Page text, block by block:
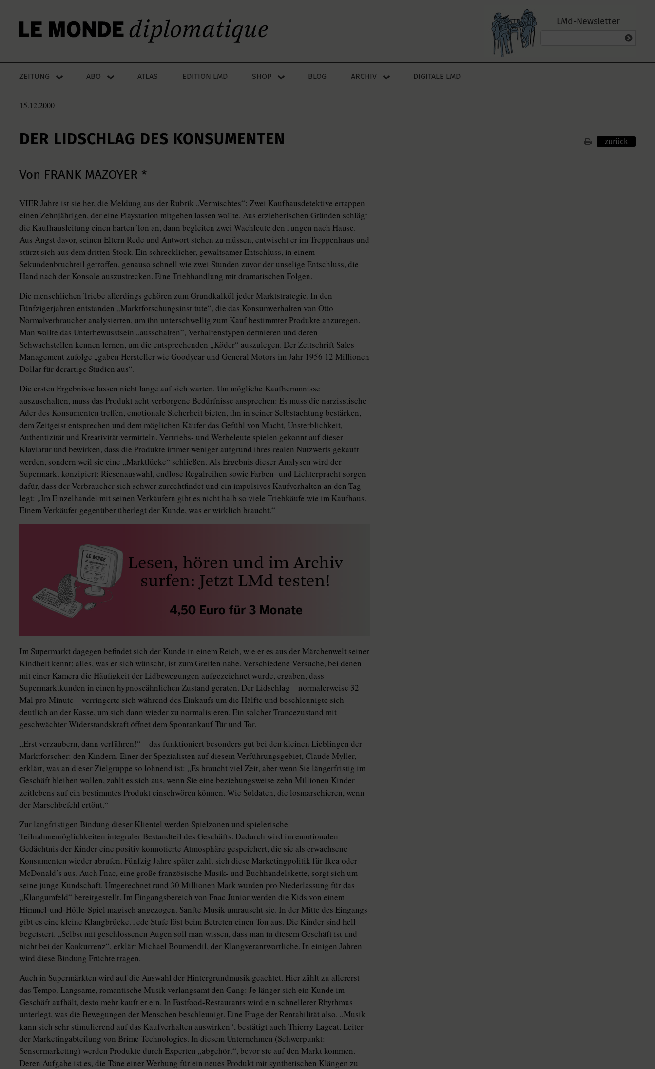
LMd-Newsletter
ZEITUNG ABO ATLAS EDITION LMD SHOP BLOG ARCHIV DIGITALE LMD
15.12.2000
DER LIDSCHLAG DES KONSUMENTEN zurück
Von FRANK MAZOYER *
VIER Jahre ist sie her, die Meldung aus der Rubrik „Vermischtes“: Zwei Kaufhausdetektive ertappen
einen Zehnjährigen, der eine Playstation mitgehen lassen wollte. Aus erzieherischen Gründen schlägt
die Kaufhausleitung einen harten Ton an, dann begleiten zwei Wachleute den Jungen nach Hause.
Aus Angst davor, seinen Eltern Rede und Antwort stehen zu müssen, entwischt er im Treppenhaus und
stürzt sich aus dem dritten Stock. Ein schrecklicher, gewaltsamer Entschluss, in einem
Sekundenbruchteil getroffen, genauso schnell wie zwei Stunden zuvor der unselige Entschluss, die
Hand nach der Konsole auszustrecken. Eine Triebhandlung mit dramatischen Folgen.
Die menschlichen Triebe allerdings gehören zum Grundkalkül jeder Marktstrategie. In den
Fünfzigerjahren entstanden „Marktforschungsinstitute“, die das Konsumverhalten von Otto
Normalverbraucher analysierten, um ihn unterschwellig zum Kauf bestimmter Produkte anzuregen.
Man wollte das Unterbewusstsein „ausschalten“, Verhaltenstypen definieren und deren
Schwachstellen kennen lernen, um die entsprechenden „Köder“ auszulegen. Der Zeitschrift Sales
Management zufolge „gaben Hersteller wie Goodyear und General Motors im Jahr 1956 12 Millionen
Dollar für derartige Studien aus“.
Die ersten Ergebnisse lassen nicht lange auf sich warten. Um mögliche Kaufhemmnisse
auszuschalten, muss das Produkt acht verborgene Bedürfnisse ansprechen: Es muss die narzisstische
Ader des Konsumenten treffen, emotionale Sicherheit bieten, ihn in seiner Selbstachtung bestärken,
dem Zeitgeist entsprechen und dem möglichen Käufer das Gefühl von Macht, Unsterblichkeit,
Authentizität und Kreativität vermitteln. Vertriebs- und Werbeleute spielen gekonnt auf dieser
Klaviatur und bewirken, dass die Produkte immer weniger aufgrund ihres realen Nutzwerts gekauft
werden, sondern weil sie eine „Marktlücke“ schließen. Als Ergebnis dieser Analysen wird der
Supermarkt konzipiert: Riesenauswahl, endlose Regalreihen sowie Farben- und Lichterpracht sorgen
dafür, dass der Verbraucher sich schwer zurechtfindet und ein impulsives Kaufverhalten an den Tag
legt: „Im Einzelhandel mit seinen Verkäufern gibt es nicht halb so viele Triebkäufe wie im Kaufhaus.
Einem Verkäufer gegenüber überlegt der Kunde, was er wirklich braucht.“
Im Supermarkt dagegen befindet sich der Kunde in einem Reich, wie er es aus der Märchenwelt seiner
Kindheit kennt; alles, was er sich wünscht, ist zum Greifen nahe. Verschiedene Versuche, bei denen
mit einer Kamera die Häufigkeit der Lidbewegungen aufgezeichnet wurde, ergaben, dass
Supermarktkunden in einen hypnoseähnlichen Zustand geraten. Der Lidschlag – normalerweise 32
Mal pro Minute – verringerte sich während des Einkaufs um die Hälfte und beschleunigte sich
deutlich an der Kasse, um sich dann wieder zu normalisieren. Ein solcher Trancezustand mit
geschwächter Widerstandskraft öffnet dem Spontankauf Tür und Tor.
„Erst verzaubern, dann verführen!“ – das funktioniert besonders gut bei den kleinen Lieblingen der
Marktforscher: den Kindern. Einer der Spezialisten auf diesem Verführungsgebiet, Claude Myller,
erklärt, was an dieser Zielgruppe so lohnend ist: „Es braucht viel Zeit, aber wenn Sie längerfristig im
Geschäft bleiben wollen, zahlt es sich aus, wenn Sie eine beziehungsweise zehn Millionen Kinder
zeitlebens auf ein bestimmtes Produkt einschwören können. Wie Soldaten, die losmarschieren, wenn
der Marschbefehl ertönt.“
Zur langfristigen Bindung dieser Klientel werden Spielzonen und spielerische
Teilnahmemöglichkeiten integraler Bestandteil des Geschäfts. Dadurch wird im emotionalen
Gedächtnis der Kinder eine positiv konnotierte Atmosphäre gespeichert, die sie als erwachsene
Konsumenten wieder abrufen. Fünfzig Jahre später zahlt sich diese Marketingpolitik für Ikea oder
McDonald’s aus. Auch Fnac, eine große französische Musik- und Buchhandelskette, sorgt sich um
seine junge Kundschaft. Umgerechnet rund 30 Millionen Mark wurden pro Niederlassung für das
„Klangumfeld“ bereitgestellt. Im Eingangsbereich von Fnac Junior werden die Kids von einem
Himmel-und-Hölle-Spiel magisch angezogen. Sanfte Musik umrauscht sie. In der Mitte des Eingangs
gibt es eine kleine Klangbrücke. Jede Stufe löst beim Betreten einen Ton aus. Die Kinder sind hell
begeistert. „Selbst mit geschlossenen Augen soll man wissen, dass man in diesem Geschäft ist und
nicht bei der Konkurrenz“, erklärt Michael Boumendil, der Klangverantwortliche. In einigen Jahren
wird diese Bindung Früchte tragen.
Auch in Supermärkten wird auf die Auswahl der Hintergrundmusik geachtet. Hier zählt zu allererst
das Tempo. Langsame, romantische Musik verlangsamt den Gang: Je länger sich ein Kunde im
Geschäft aufhält, desto mehr kauft er ein. In Fastfood-Restaurants wird ein schnellerer Rhythmus
unterlegt, was die Bewegungen der Menschen beschleunigt. Eine Frage der Rentabilität also. „Musik
kann sich sehr stimulierend auf das Kaufverhalten auswirken“, bestätigt auch Thierry Lageat, Leiter
der Marketingabteilung von Brime Technologies. In diesem Unternehmen (Schwerpunkt:
Sensormarketing) werden Produkte durch Experten „abgehört“, bevor sie auf den Markt kommen.
Deren Aufgabe ist es, die Töne einer Werbung für ein neues Produkt mit synthetischen Klängen zu